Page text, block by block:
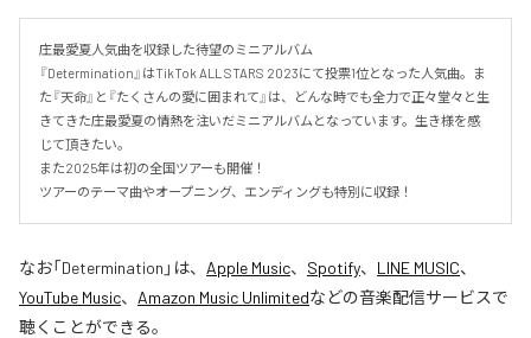
庄最愛夏人気曲を収録した待望のミニアルバム
『Determination』はTikTok ALL STARS 2023にて投票1位となった人気曲。ま
た『天命』と『たくさんの愛に囲まれて』は、どんな時でも全力で正々堂々と生
きてきた庄最愛夏の情熱を注いだミニアルバムとなっています。生き様を感
じて頂きたい。
また2025年は初の全国ツアーも開催！
ツアーのテーマ曲やオープニング、エンディングも特別に収録！
なお「Determination 」は、 Apple Music、 Spotify、 LINE MUSIC、
YouTube Music、 Amazon Music Unlimitedなどの音楽配信サービスで
聴くことができる。